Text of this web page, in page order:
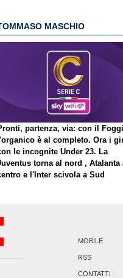
MASCHIO
partenza, via: con il
l'organico è al completo. Ora i
le incognite Under 23. La
torna al nord , Atalanta
e l'Inter scivola a Sud
MOBILE
RSS
CONTATTI